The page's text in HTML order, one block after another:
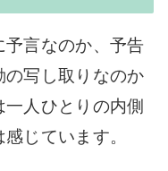
予言なのか、予告
の写し取りなのか
人ひとりの内側
じています。